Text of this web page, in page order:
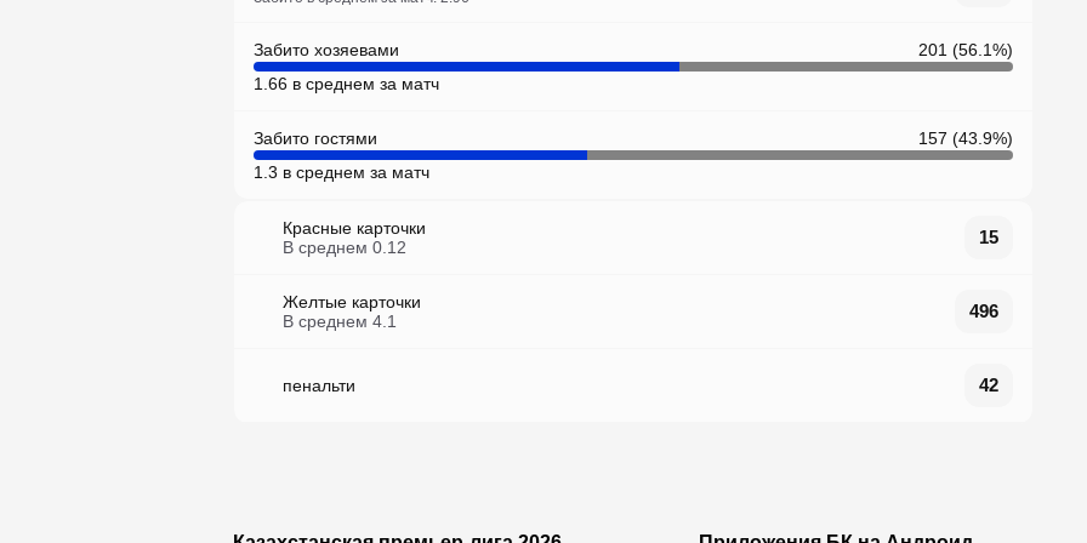
Забито хозяевами
201 (56.1%)
1.66 в среднем за матч
Забито гостями
157 (43.9%)
1.3 в среднем за матч
Красные карточки
В среднем 0.12 15
Желтые карточки
В среднем 4.1 496
пенальти 42